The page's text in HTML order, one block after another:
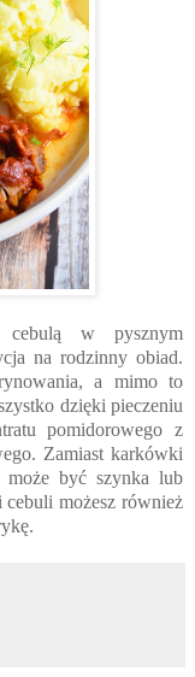
w pysznym
na rodzinny obiad.
a mimo to
dzięki pieczeniu
pomidorowego z
Zamiast karkówki
może być szynka lub
cebuli możesz również